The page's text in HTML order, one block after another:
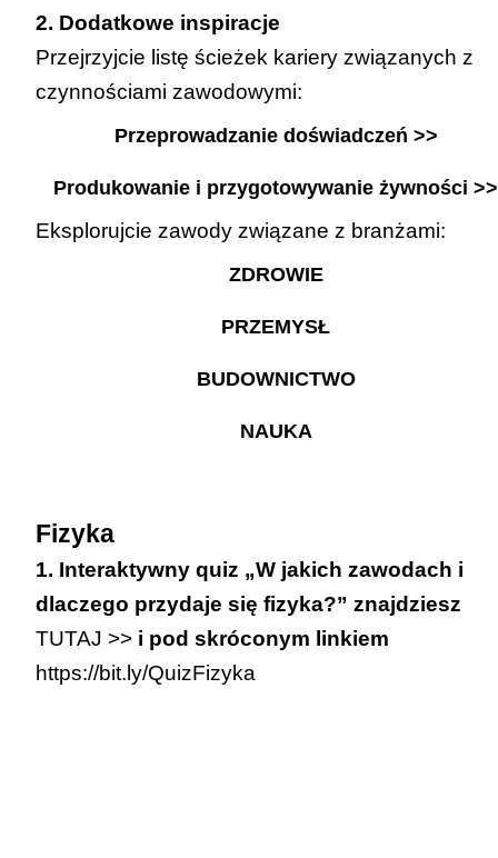
2. Dodatkowe inspiracje
Przejrzyjcie listę ścieżek kariery związanych z
czynnościami zawodowymi:
Przeprowadzanie doświadczeń >>
Produkowanie i przygotowywanie żywności >>
Eksplorujcie zawody związane z branżami:
ZDROWIE
PRZEMYSŁ
BUDOWNICTWO
NAUKA
Fizyka
1. Interaktywny quiz „W jakich zawodach i
dlaczego przydaje się fizyka?” znajdziesz
TUTAJ >> i pod skróconym linkiem
https://bit.ly/QuizFizyka